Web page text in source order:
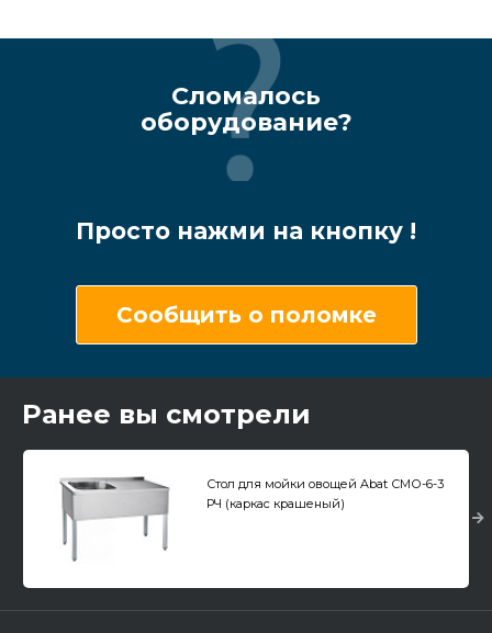
Сломалось
оборудование?
Просто нажми на кнопку !
Сообщить о поломке
Ранее вы смотрели
Стол для мойки овощей Abat СМО-6-3
РЧ (каркас крашеный)